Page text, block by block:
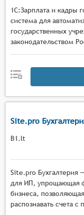
1С:Зарплата и кадры
система для
государственных
законодательством
Site.pro
B1.lt
Site.pro Бухгалтерия
для ИП, упрощающая
бизнеса,
распознавать счета